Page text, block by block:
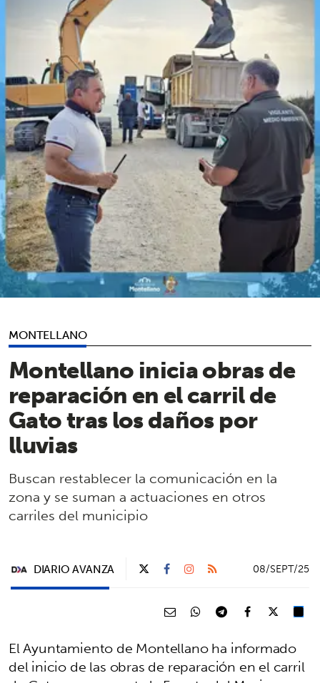
MONTELLANO
Montellano inicia obras de
reparación en el carril de
Gato tras los daños por
lluvias
Buscan restablecer la comunicación en la
zona y se suman a actuaciones en otros
carriles del municipio
DIARIO AVANZA 08/SEPT/25
El Ayuntamiento de Montellano ha informado
del inicio de las obras de reparación en el carril